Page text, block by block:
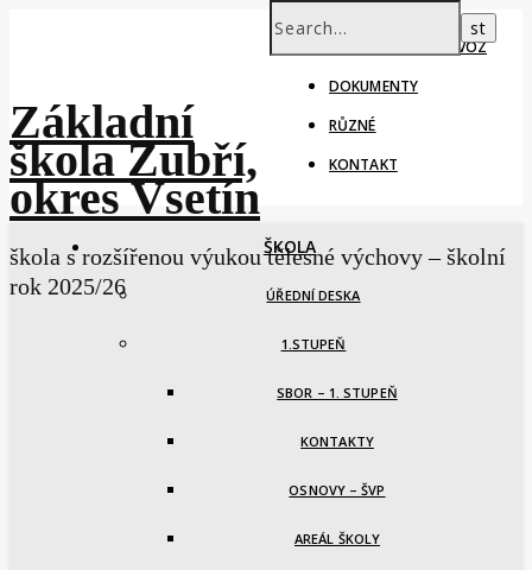
ŠKOLNÍ ROK – PROVOZ
DOKUMENTY
RŮZNÉ
KONTAKT
Základní
škola Zubří,
okres Vsetín
škola s rozšířenou výukou tělesné výchovy – školní
rok 2025/26
ŠKOLA
ÚŘEDNÍ DESKA
1.STUPEŇ
SBOR – 1. STUPEŇ
KONTAKTY
OSNOVY – ŠVP
AREÁL ŠKOLY